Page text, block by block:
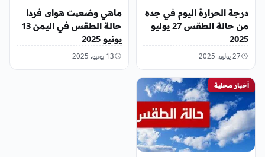
درجة الحرارة اليوم في جده
من حالة الطقس 27 يوليو
2025
27 يوليو، 2025
ماهي وضعیت هوای فردا
حالة الطقس في اليمن 13
يونيو 2025
13 يونيو، 2025
أخبار محلية